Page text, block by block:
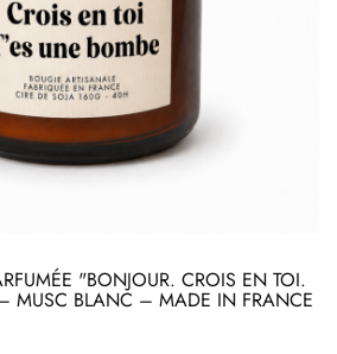
"BONJOUR. CROIS EN TOI.
MUSC BLANC – MADE IN FRANCE